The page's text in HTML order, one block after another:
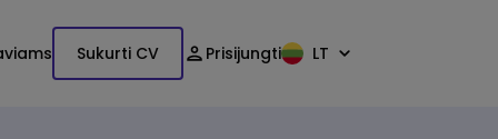
Sukurti CV Prisijungti LT